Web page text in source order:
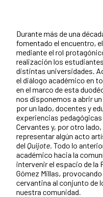
Durante más de una
fomentado el encuentro,
mediante el rol
realización los
distintas universidades.
el diálogo académico en
en el marco de esta
nos disponemos a abrir
por un lado, docentes y
experiencias
Cervantes y, por otro
representar algún acto
del Quijote. Todo lo
académico hacia la
intervenir el espacio de la
Gómez Millas,
cervantina al conjunto de
nuestra comunidad.